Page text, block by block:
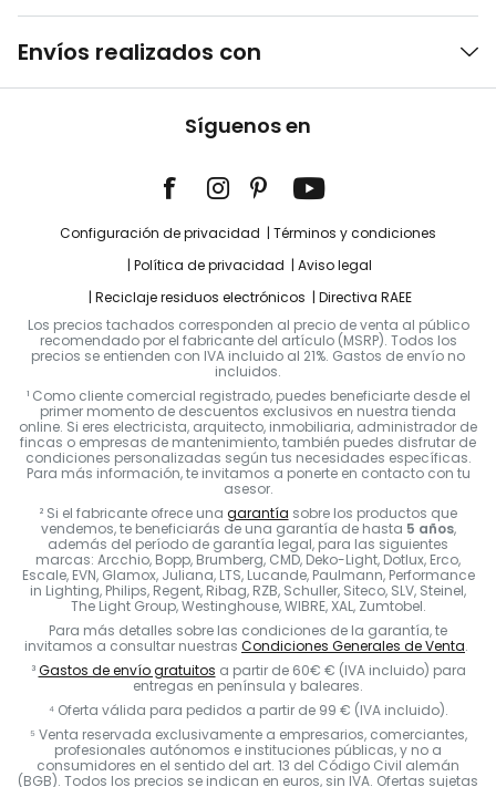
Envíos realizados con
Síguenos en
Configuración de privacidad
Términos y condiciones
Política de privacidad
Aviso legal
Reciclaje residuos electrónicos
Directiva RAEE
Los precios tachados corresponden al precio de venta al público
recomendado por el fabricante del artículo (MSRP). Todos los
precios se entienden con IVA incluido al 21%. Gastos de envío no
incluidos.
¹ Como cliente comercial registrado, puedes beneficiarte desde el
primer momento de descuentos exclusivos en nuestra tienda
online. Si eres electricista, arquitecto, inmobiliaria, administrador de
fincas o empresas de mantenimiento, también puedes disfrutar de
condiciones personalizadas según tus necesidades específicas.
Para más información, te invitamos a ponerte en contacto con tu
asesor.
² Si el fabricante ofrece una garantía sobre los productos que
vendemos, te beneficiarás de una garantía de hasta 5 años,
además del período de garantía legal, para las siguientes
marcas: Arcchio, Bopp, Brumberg, CMD, Deko-Light, Dotlux, Erco,
Escale, EVN, Glamox, Juliana, LTS, Lucande, Paulmann, Performance
in Lighting, Philips, Regent, Ribag, RZB, Schuller, Siteco, SLV, Steinel,
The Light Group, Westinghouse, WIBRE, XAL, Zumtobel.
Para más detalles sobre las condiciones de la garantía, te
invitamos a consultar nuestras Condiciones Generales de Venta.
³Gastos de envío gratuitos a partir de 60€ € (IVA incluido) para
entregas en península y baleares.
⁴ Oferta válida para pedidos a partir de 99 € (IVA incluido).
⁵ Venta reservada exclusivamente a empresarios, comerciantes,
profesionales autónomos e instituciones públicas, y no a
consumidores en el sentido del art. 13 del Código Civil alemán
(BGB). Todos los precios se indican en euros, sin IVA. Ofertas sujetas